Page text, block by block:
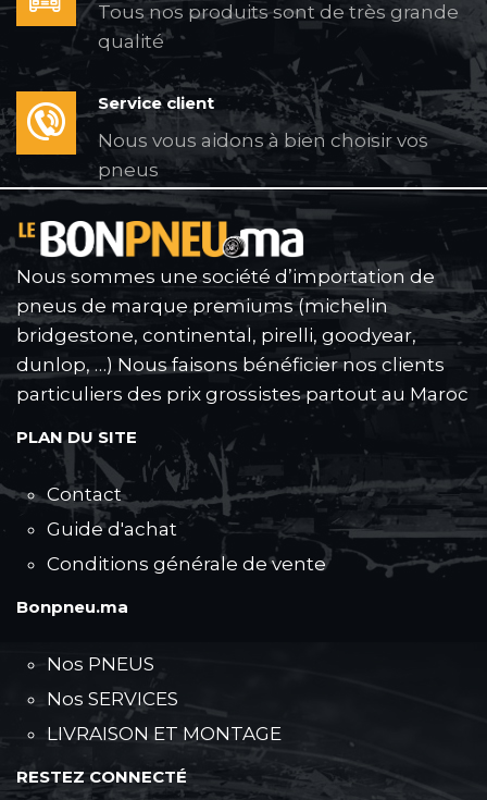
Tous nos produits sont de très grande
qualité
Service client
Nous vous aidons à bien choisir vos
pneus
Nous sommes une société d’importation de
pneus de marque premiums (michelin
bridgestone, continental, pirelli, goodyear,
dunlop, …) Nous faisons bénéficier nos clients
particuliers des prix grossistes partout au Maroc
PLAN DU SITE
Contact
Guide d'achat
Conditions générale de vente
Bonpneu.ma
Nos PNEUS
Nos SERVICES
LIVRAISON ET MONTAGE
RESTEZ CONNECTÉ